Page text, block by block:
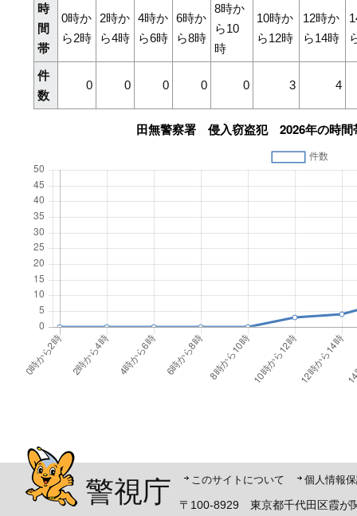
時
間
帯
0時か
ら2時
2時か
ら4時
4時か
ら6時
6時か
ら8時
8時か
ら10
時
10時か
ら12時
12時か
ら14時
件
数
0 0 0 0 0 3 4
警視庁 このサイトについて 個人情報
〒100-8929 東京都千代田区霞が